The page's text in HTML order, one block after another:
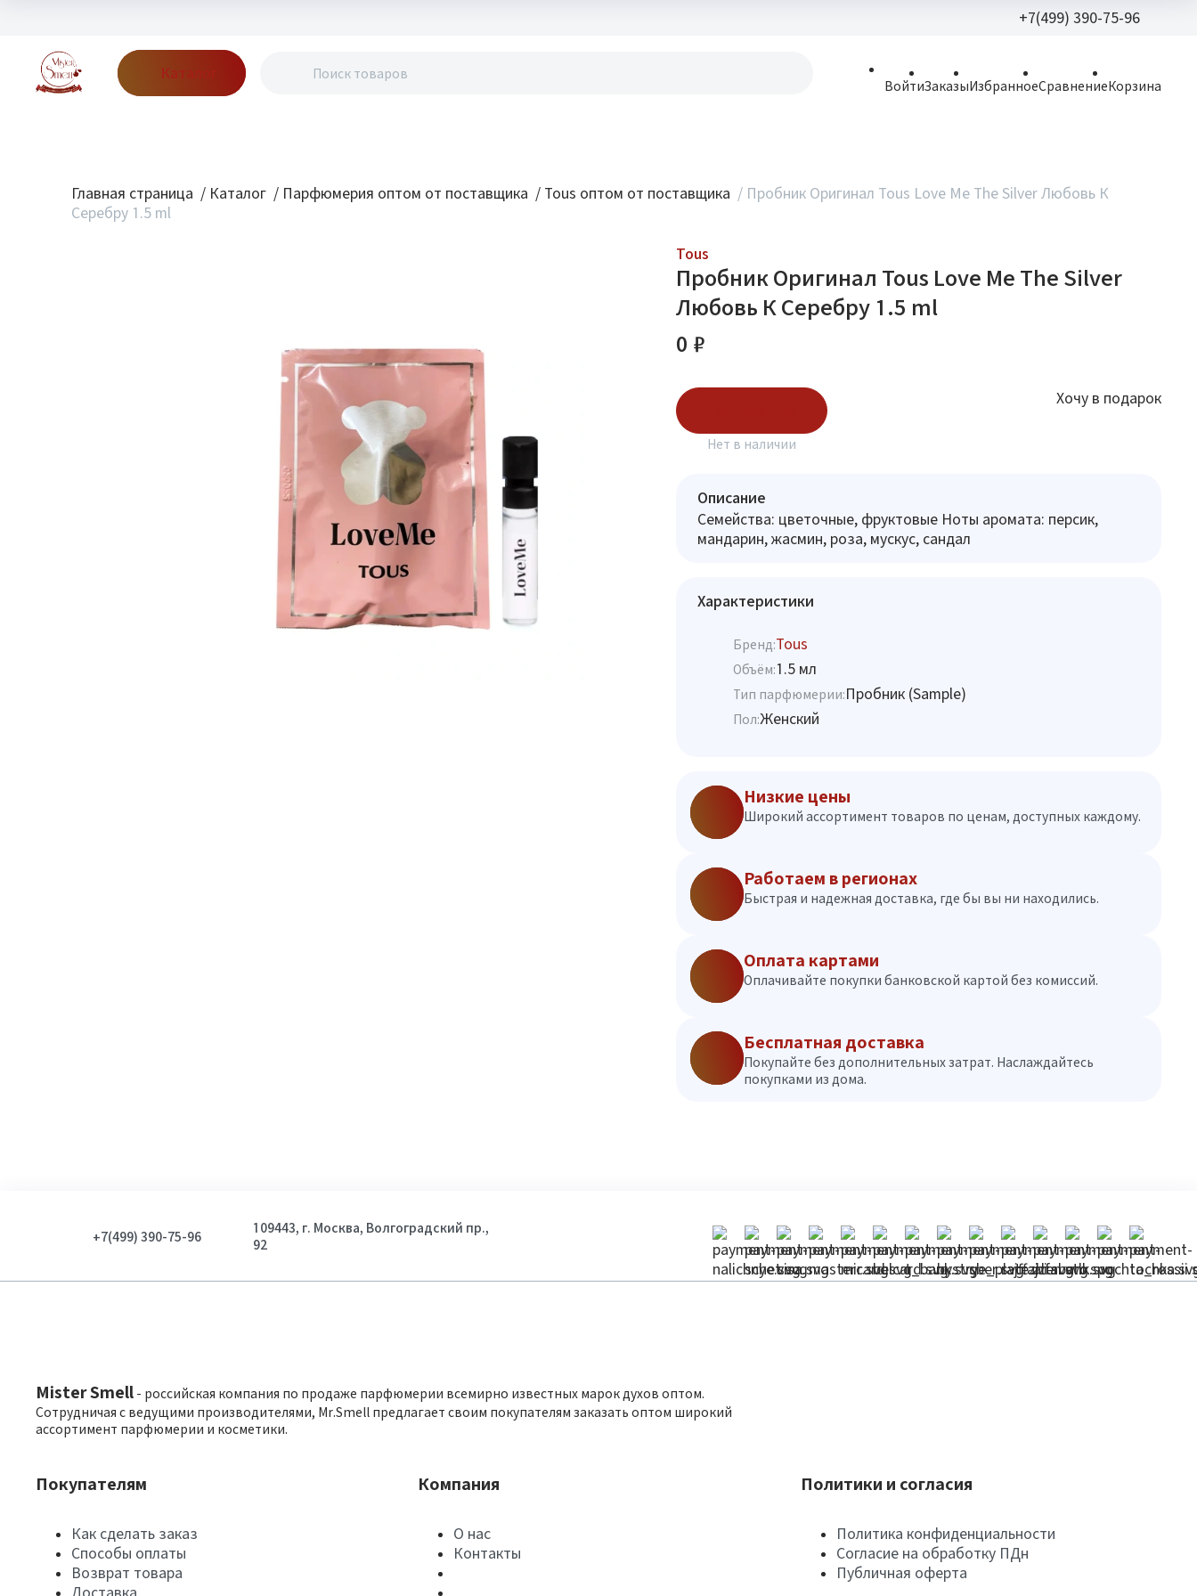
+7(499) 390-75-96
Волгоградский
Каталог
ВойтиЗаказыИзбранноеСравнениеКорзина
Главная страница / Каталог / Парфюмерия оптом от поставщика / Tous оптом от поставщика / Пробник Оригинал Tous Love Me The Silver Любовь К
Серебру 1.5 ml
Tous
Пробник Оригинал Tous Love Me The Silver
Любовь К Серебру 1.5 ml
0 ₽
Нет в наличии
Хочу в подарок
Описание
Семейства: цветочные, фруктовые Ноты аромата: персик,
мандарин, жасмин, роза, мускус, сандал
Характеристики
Бренд:Tous
Объём:1.5 мл
Тип парфюмерии:Пробник (Sample)
Пол:Женский
Низкие цены
Широкий ассортимент товаров по ценам, доступных каждому.
Работаем в регионах
Быстрая и надежная доставка, где бы вы ни находились.
Оплата картами
Оплачивайте покупки банковской картой без комиссий.
Бесплатная доставка
Покупайте без дополнительных затрат. Наслаждайтесь
покупками из дома.
+7(499) 390-75-96
109443, г. Москва, Волгоградский пр.,
92
Mister Smell - российская компания по продаже парфюмерии всемирно известных марок духов оптом.
Сотрудничая с ведущими производителями, Mr.Smell предлагает своим покупателям заказать оптом широкий
ассортимент парфюмерии и косметики.
Покупателям
Как сделать заказ
Способы оплаты
Возврат товара
Доставка
Компания
О нас
Контакты
Политики и согласия
Политика конфиденциальности
Согласие на обработку ПДн
Публичная оферта